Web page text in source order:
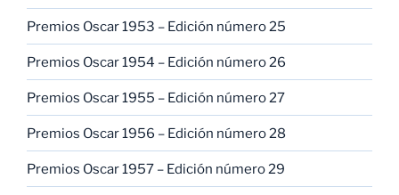
Premios Oscar 1953 – Edición número 25
Premios Oscar 1954 – Edición número 26
Premios Oscar 1955 – Edición número 27
Premios Oscar 1956 – Edición número 28
Premios Oscar 1957 – Edición número 29